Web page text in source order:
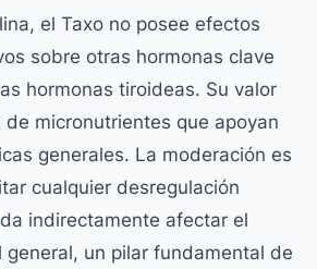
el Taxo no posee efectos
sobre otras hormonas clave
hormonas tiroideas. Su valor
micronutrientes que apoyan
generales. La moderación es
cualquier desregulación
indirectamente afectar el
general, un pilar fundamental de